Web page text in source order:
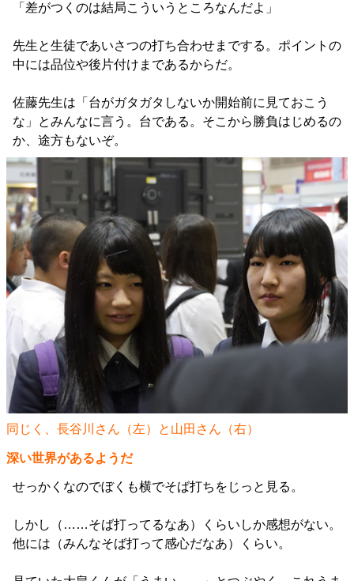
「差がつくのは結局こういうところなんだよ」
先生と生徒であいさつの打ち合わせまでする。ポイントの
中には品位や後片付けまであるからだ。
佐藤先生は「台がガタガタしないか開始前に見ておこう
な」とみんなに言う。台である。そこから勝負はじめるの
か、途方もないぞ。
同じく、長谷川さん（左）と山田さん（右）
深い世界があるようだ
せっかくなのでぼくも横でそば打ちをじっと見る。
しかし（……そば打ってるなあ）くらいしか感想がない。
他には（みんなそば打って感心だなあ）くらい。